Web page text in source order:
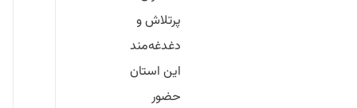
پرتلاش و
دغدغه‌مند
این استان
حضور